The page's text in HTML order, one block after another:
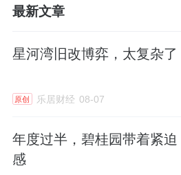
破，营收突破千亿。但当进
提的资产减值，影响了华侨
2025年，上市平台华侨城A
业收入313.81亿元，同比下
最新文章
星河湾旧改博弈，太复杂了
原创 乐居财经 08-07
年度过半，碧桂园带着紧迫
感